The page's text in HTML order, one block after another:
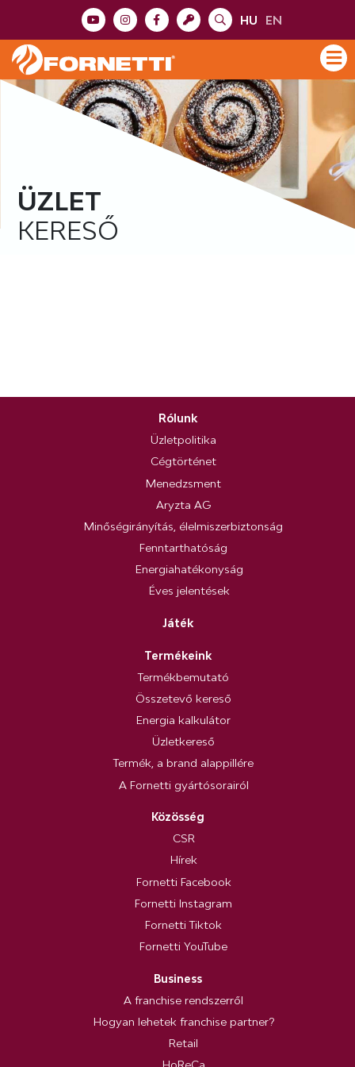
HU EN
ÜZLET
KERESŐ
Rólunk
Üzletpolitika
Cégtörténet
Menedzsment
Aryzta AG
Minőségirányítás, élelmiszerbiztonság
Fenntarthatóság
Energiahatékonyság
Éves jelentések
Játék
Termékeink
Termékbemutató
Összetevő kereső
Energia kalkulátor
Üzletkereső
Termék, a brand alappillére
A Fornetti gyártósorairól
Közösség
CSR
Hírek
Fornetti Facebook
Fornetti Instagram
Fornetti Tiktok
Fornetti YouTube
Business
A franchise rendszerről
Hogyan lehetek franchise partner?
Retail